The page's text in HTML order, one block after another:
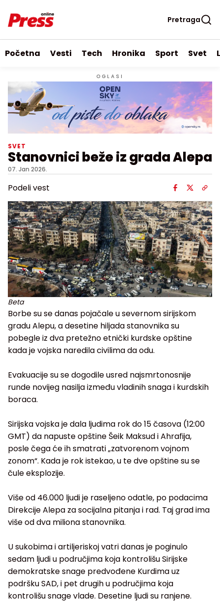
Pretraga
Početna Vesti Tech Hronika Sport Svet
OGLASI
SVET
Stanovnici beže iz grada Alepa
07. Jan 2026.
Podeli vest
Beta
Borbe su se danas pojačale u severnom sirijskom
gradu Alepu, a desetine hiljada stanovnika su
pobegle iz dva pretežno etnički kurdske opštine
kada je vojska naredila civilima da odu.
Evakuacije su se dogodile usred najsmrtonosnije
runde novijeg nasilja između vladinih snaga i kurdskih
boraca.
Sirijska vojska je dala ljudima rok do 15 časova (12:00
GMT) da napuste opštine Šeik Maksud i Ahrafija,
posle čega će ih smatrati „zatvorenom vojnom
zonom“. Kada je rok istekao, u te dve opštine su se
čule eksplozije.
Više od 46.000 ljudi je raseljeno odatle, po podacima
Direkcije Alepa za socijalna pitanja i rad. Taj grad ima
više od dva miliona stanovnika.
U sukobima i artiljeriskoj vatri danas je poginulo
sedam ljudi u područjima koja kontrolišu Sirijske
demokratske snage predvođene Kurdima uz
podršku SAD, i pet drugih u područjima koja
kontrolišu snage vlade. Desetine ljudi su ranjene.